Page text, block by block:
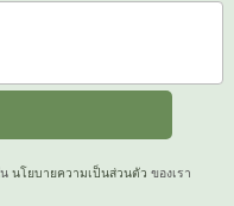
นโยบายความเป็นส่วนตัว ของเรา